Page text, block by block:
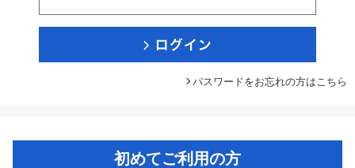
パスワードをお忘れの方はこちら
初めてご利用の方